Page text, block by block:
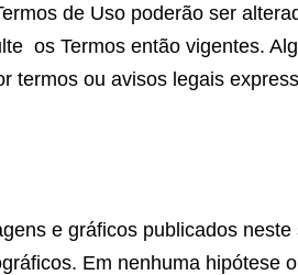
de Uso poderão ser
os Termos então vigentes.
termos ou avisos legais
e gráficos publicados
Em nenhuma hipótese